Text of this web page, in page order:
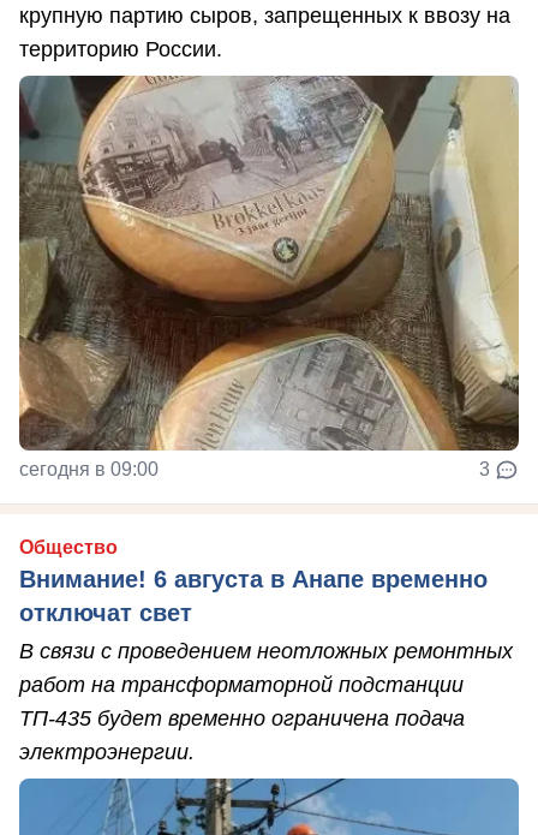
крупную партию сыров, запрещенных к ввозу на
территорию России.
сегодня в 09:00 3
Общество
Внимание! 6 августа в Анапе временно
отключат свет
В связи с проведением неотложных ремонтных
работ на трансформаторной подстанции
ТП-435 будет временно ограничена подача
электроэнергии.